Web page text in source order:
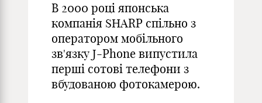
В 2000 році японська
компанія SHARP спільно з
оператором мобільного
зв'язку J-Phone випустила
перші сотові телефони з
вбудованою фотокамерою.